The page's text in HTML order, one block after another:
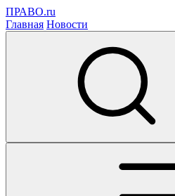
ПРАВО.ru
Главная Новости